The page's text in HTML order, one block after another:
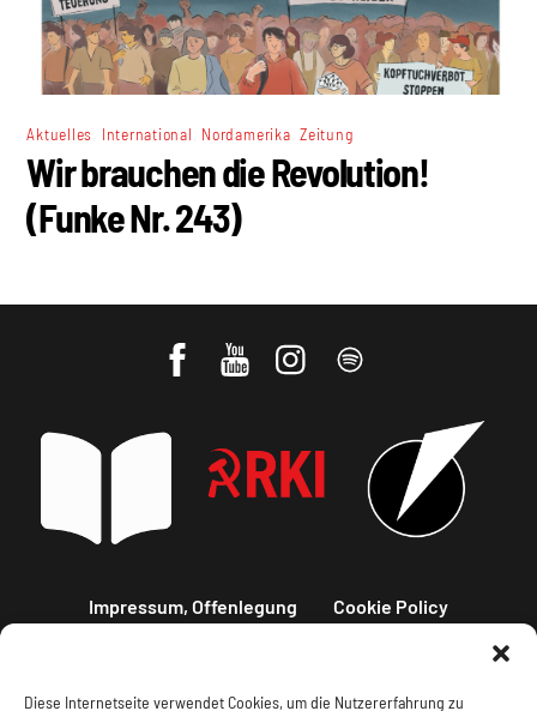
Diese Internetseite verwendet Cookies, um die Nutzererfahrung zu
Aktuelles International Nordamerika ,Zeitung
Wir brauchen die Revolution!
(Funke Nr. 243)
Impressum, Offenlegung Cookie Policy